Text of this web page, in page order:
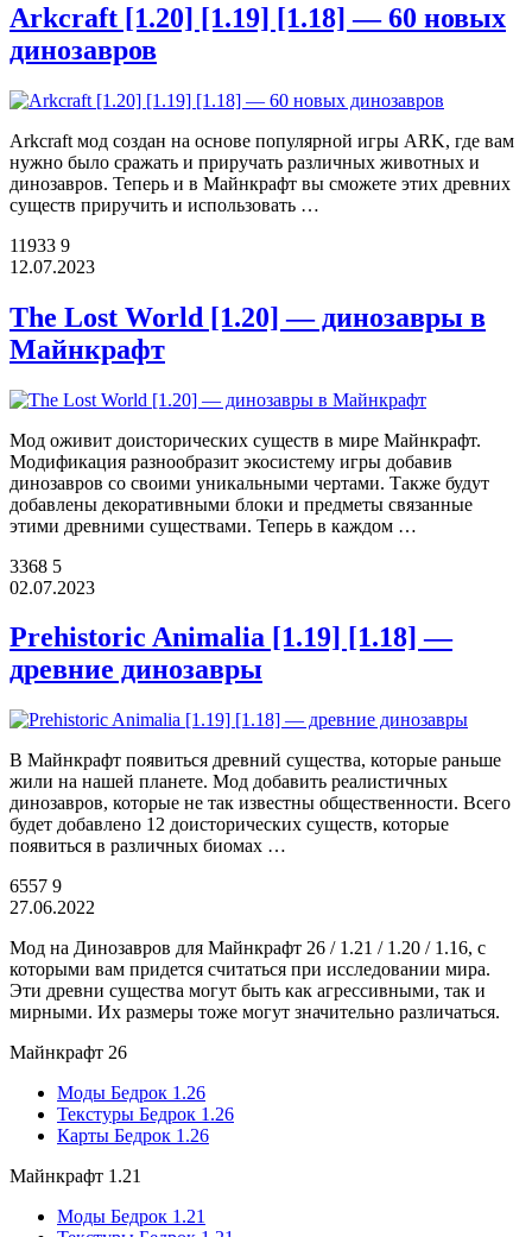
Arkcraft [1.20] [1.19] [1.18] — 60 новых
динозавров
Arkcraft мод создан на основе популярной игры ARK, где вам
нужно было сражать и приручать различных животных и
динозавров. Теперь и в Майнкрафт вы сможете этих древних
существ приручить и использовать …
11933 9
12.07.2023
The Lost World [1.20] — динозавры в
Майнкрафт
Мод оживит доисторических существ в мире Майнкрафт.
Модификация разнообразит экосистему игры добавив
динозавров со своими уникальными чертами. Также будут
добавлены декоративными блоки и предметы связанные
этими древними существами. Теперь в каждом …
3368 5
02.07.2023
Prehistoric Animalia [1.19] [1.18] —
древние динозавры
В Майнкрафт появиться древний существа, которые раньше
жили на нашей планете. Мод добавить реалистичных
динозавров, которые не так известны общественности. Всего
будет добавлено 12 доисторических существ, которые
появиться в различных биомах …
6557 9
27.06.2022
Мод на Динозавров для Майнкрафт 26 / 1.21 / 1.20 / 1.16, с
которыми вам придется считаться при исследовании мира.
Эти древни существа могут быть как агрессивными, так и
мирными. Их размеры тоже могут значительно различаться.
Майнкрафт 26
Моды Бедрок 1.26
Текстуры Бедрок 1.26
Карты Бедрок 1.26
Майнкрафт 1.21
Моды Бедрок 1.21